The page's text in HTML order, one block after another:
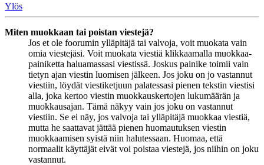
Ylös
Miten muokkaan tai poistan viestejä?
Jos et ole foorumin ylläpitäjä tai valvoja, voit muokata vain
omia viestejäsi. Voit muokata viestiä klikkaamalla muokkaa-
painiketta haluamassasi viestissä. Joskus painike toimii vain
tietyn ajan viestin luomisen jälkeen. Jos joku on jo vastannut
viestiin, löydät viestiketjuun palatessasi pienen tekstin viestisi
alla, joka kertoo viestin muokkauskertojen lukumäärän ja
muokkausajan. Tämä näkyy vain jos joku on vastannut
viestiin. Se ei näy, jos valvoja tai ylläpitäjä muokkaa viestiä,
mutta he saattavat jättää pienen huomautuksen viestin
muokkaamisen syistä niin halutessaan. Huomaa, että
normaalit käyttäjät eivät voi poistaa viestejä, jos niihin on joku
vastannut.